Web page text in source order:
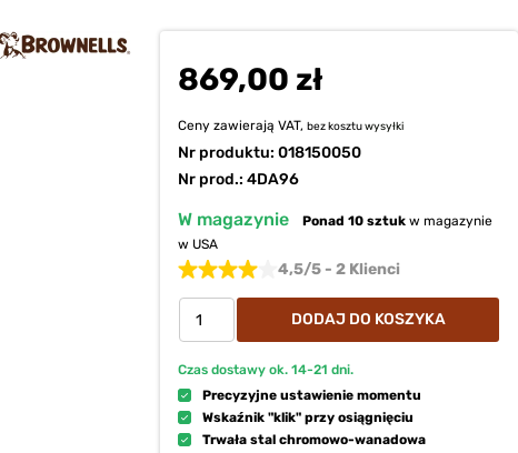
869,00 zł
Ceny zawierają VAT, bez kosztuwysyłki
Nr produktu: 018150050
Nr prod.: 4DA96
W magazynie Ponad 10 sztuk w magazynie
w USA
4,5/5 - 2 Klienci
DODAJ DO KOSZYKA
Czas dostawy ok. 14-21 dni.
Precyzyjne ustawienie momentu
Wskaźnik "klik" przy osiągnięciu
Trwała stal chromowo-wanadowa